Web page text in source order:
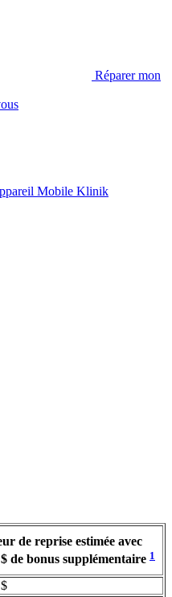
Réparer mon
Mobile Klinik
de reprise estimée avec
de bonus supplémentaire 1